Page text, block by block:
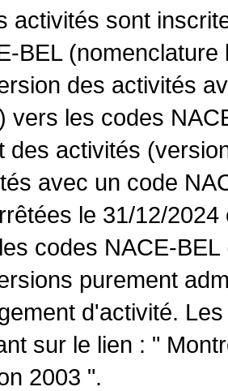
activités sont
BEL
des activités
vers les codes
des activités
avec un code
le 31/12/
codes NACE-
purement
d'activité.
sur le lien : "
2003 ".